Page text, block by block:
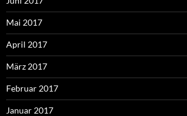
Mai 2017
April 2017
März 2017
Februar 2017
Januar 2017